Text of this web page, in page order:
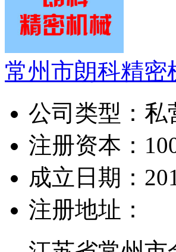
常州市朗科精密
公司类型： 私
注册资本：
成立日期：
注册地址：